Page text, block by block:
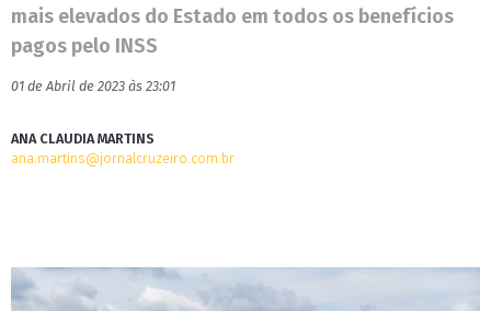
mais elevados do Estado em todos os benefícios
pagos pelo INSS
01 de Abril de 2023 às 23:01
ANA CLAUDIA MARTINS
ana.martins@jornalcruzeiro.com.br